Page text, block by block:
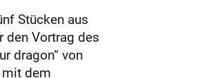
Stücken aus
den Vortrag des
dragon“ von
mit dem